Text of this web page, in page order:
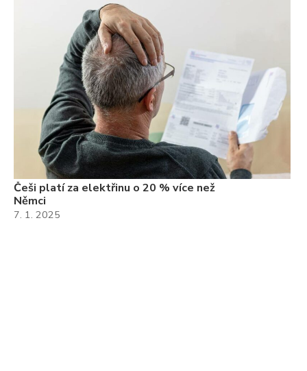
Češi platí za elektřinu o 20 % více než
Němci
7. 1. 2025